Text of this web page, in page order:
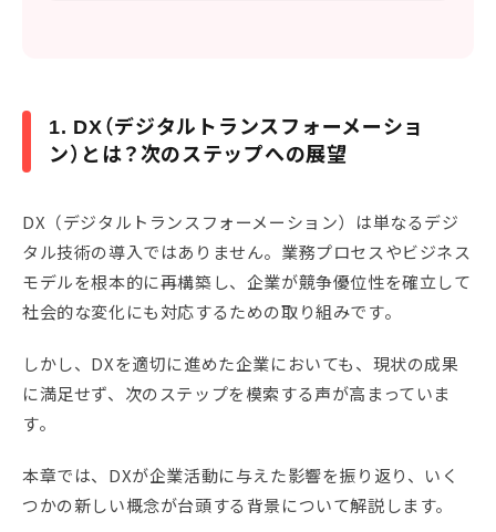
1. DX（デジタルトランスフォーメーショ
ン）とは？次のステップへの展望
DX（デジタルトランスフォーメーション）は単なるデジ
タル技術の導入ではありません。業務プロセスやビジネス
モデルを根本的に再構築し、企業が競争優位性を確立して
社会的な変化にも対応するための取り組みです。
しかし、DXを適切に進めた企業においても、現状の成果
に満足せず、次のステップを模索する声が高まっていま
す。
本章では、DXが企業活動に与えた影響を振り返り、いく
つかの新しい概念が台頭する背景について解説します。